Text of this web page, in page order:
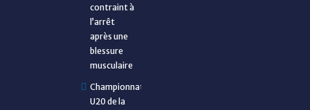
contraint à
l’arrêt
après une
blessure
musculaire
Championnat
U20 de la